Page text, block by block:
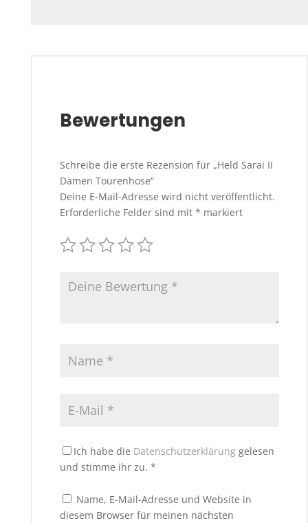
Bewertungen
Schreibe die erste Rezension für „Held Sarai II
Damen Tourenhose“
Deine E-Mail-Adresse wird nicht veröffentlicht.
Erforderliche Felder sind mit * markiert
Ich habe die Datenschutzerklärunggelesen
und stimme ihr zu. *
Name, E-Mail-Adresse und Website in
diesem Browser für meinen nächsten